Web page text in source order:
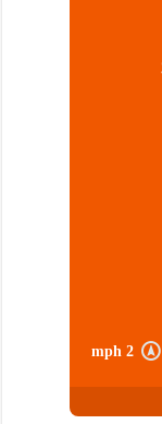
2 mph